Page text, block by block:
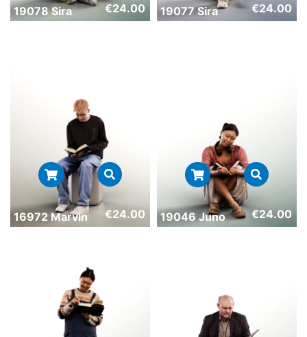
19078 Sira €24.00 19077 Sira €24.00
16972 Marvin €24.00 19046 Juno €24.00